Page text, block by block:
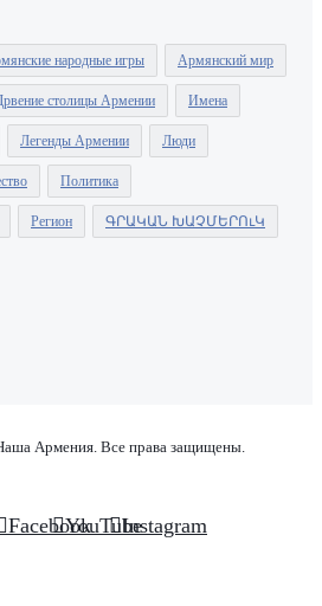
народные игры Армянский мир
столицы Армении Имена
Легенды Армении Люди
Политика
Регион ԳՐԱԿԱՆ ԽԱՉՄԵՐՈւԿ
Армения. Все права защищены.
FacebookYouTubeInstagram